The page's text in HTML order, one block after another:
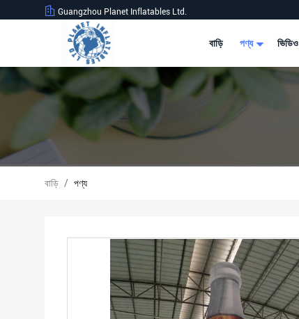
Guangzhou Planet Inflatables Ltd.
বাড়ি পণ্য ভিডিও
বাড়ি / পণ্য